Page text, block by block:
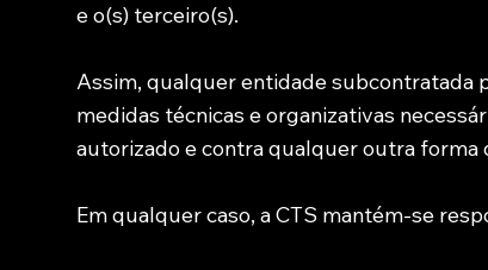
e o(s) terceiro(s).
Assim, qualquer entidade subcontratada
medidas técnicas e organizativas
autorizado e contra qualquer outra
Em qualquer caso, a CTS mantém-se